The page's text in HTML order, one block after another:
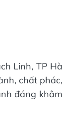
Linh, TP Hà
chất phác,
đáng khâm